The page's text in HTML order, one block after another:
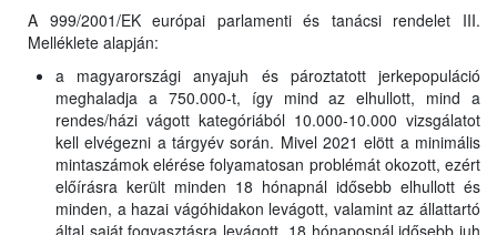
A 999/2001/EK európai parlamenti és tanácsi rendelet III.
Melléklete alapján:
a magyarországi anyajuh és pároztatott jerkepopuláció
meghaladja a 750.000-t, így mind az elhullott, mind a
rendes/házi vágott kategóriából 10.000-10.000 vizsgálatot
kell elvégezni a tárgyév során. Mivel 2021 elött a minimális
mintaszámok elérése folyamatosan problémát okozott, ezért
előírásra került minden 18 hónapnál idősebb elhullott és
minden, a hazai vágóhidakon levágott, valamint az állattartó